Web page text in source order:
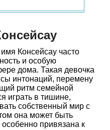
Консейсау часто
и особую
дома. Такая девочка
интонаций, перемену
ритм семейной
играть в тишине,
собственный мир с
она может быть
привязана к